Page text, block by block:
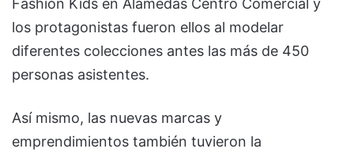
Fashion Kids en Alamedas Centro Comercial y
los protagonistas fueron ellos al modelar
diferentes colecciones antes las más de 450
personas asistentes.
Así mismo, las nuevas marcas y
emprendimientos también tuvieron la